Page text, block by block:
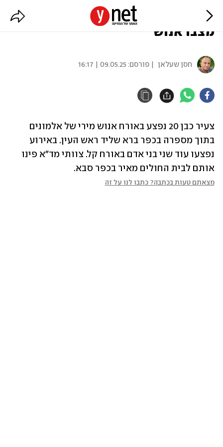
צעיר נפגע מירי במספרה בכפר ברא,
מצבו אנוש
חסן שעלאן | פורסם: 09.05.25 | 16:17
אותם לבית החולים מאיר בכפר סבא.
מצאתם טעות בכתבה? כתבו לנו על זה